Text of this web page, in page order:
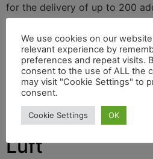
for the delivery of up to 200
locomotives. Locomotives will
power system configurations
passenger and freight
Winteralarm:
behindert
Schiene,
Luft
We use cookies on our
relevant experience by
preferences and repeat visits.
consent to the use of ALL the
may visit "Cookie Settings" to
consent.
Cookie Settings OK